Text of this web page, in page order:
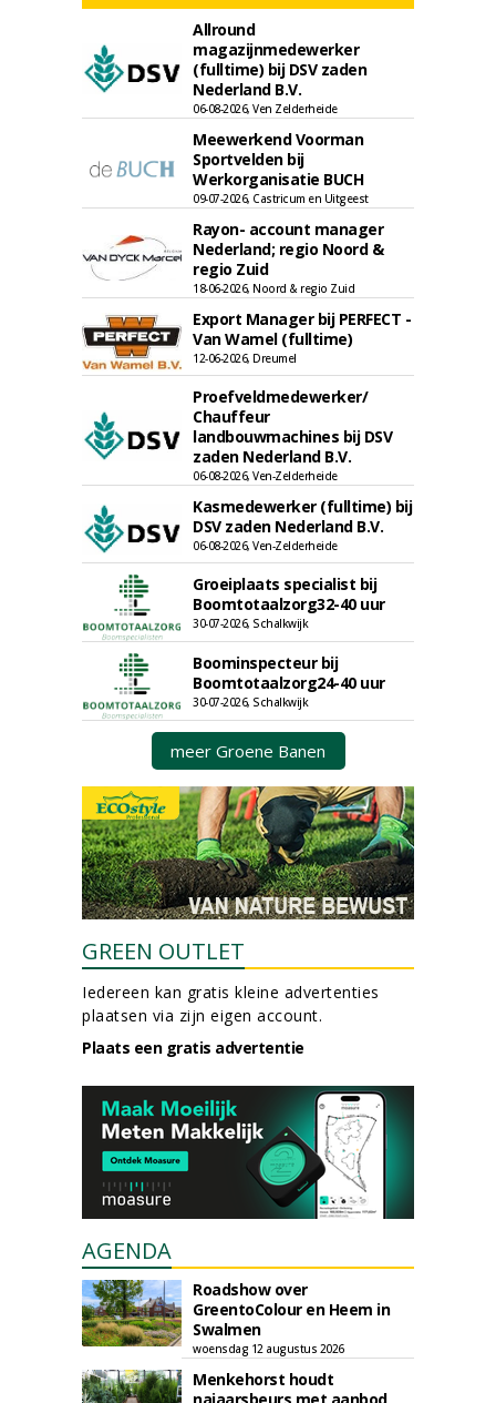
Allround
magazijnmedewerker
(fulltime) bij DSV zaden
Nederland B.V.
06-08-2026, Ven Zelderheide
Meewerkend Voorman
Sportvelden bij
Werkorganisatie BUCH
09-07-2026, Castricum en Uitgeest
Rayon- account manager
Nederland; regio Noord &
regio Zuid
18-06-2026, Noord & regio Zuid
Export Manager bij PERFECT -
Van Wamel (fulltime)
12-06-2026, Dreumel
Proefveldmedewerker/
Chauffeur
landbouwmachines bij DSV
zaden Nederland B.V.
06-08-2026, Ven-Zelderheide
Kasmedewerker (fulltime) bij
DSV zaden Nederland B.V.
06-08-2026, Ven-Zelderheide
Groeiplaats specialist bij
Boomtotaalzorg32-40 uur
30-07-2026, Schalkwijk
Boominspecteur bij
Boomtotaalzorg24-40 uur
30-07-2026, Schalkwijk
meer Groene Banen
GREEN OUTLET
Iedereen kan gratis kleine advertenties
plaatsen via zijn eigen account.
Plaats een gratis advertentie
AGENDA
Roadshow over
GreentoColour en Heem in
Swalmen
woensdag 12 augustus 2026
Menkehorst houdt